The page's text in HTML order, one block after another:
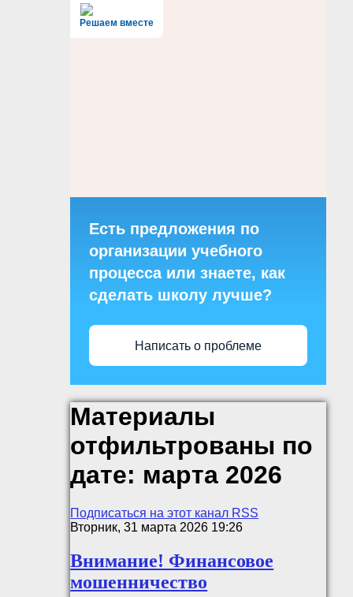
Решаем вместе
Есть предложения по
организации учебного
процесса или знаете, как
сделать школу лучше?
Написать о проблеме
Материалы
отфильтрованы по
дате: марта 2026
Подписаться на этот канал RSS
Вторник, 31 марта 2026 19:26
Внимание! Финансовое
мошенничество